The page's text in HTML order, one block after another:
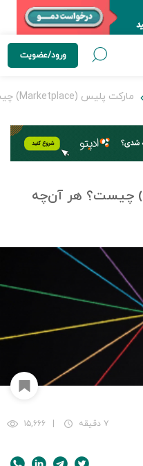
ورود/عضویت
مارکت پلیس (Marketplace) چیست؟ هر‌ آن‌چه باید درباره‌ آن بدانید
مارکت پلیس (Marketplace) چیست؟ هر‌ آن‌چه
۷ دقیقه ۱۵,۶۶۶